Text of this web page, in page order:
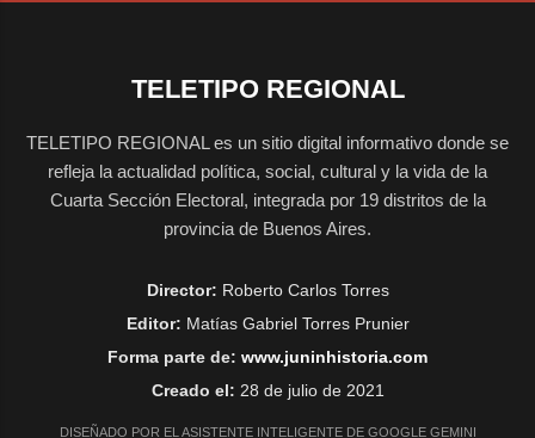
TELETIPO REGIONAL
TELETIPO REGIONAL es un sitio digital informativo donde se
refleja la actualidad política, social, cultural y la vida de la
Cuarta Sección Electoral, integrada por 19 distritos de la
provincia de Buenos Aires.
Director: Roberto Carlos Torres
Editor: Matías Gabriel Torres Prunier
Forma parte de: www.juninhistoria.com
Creado el: 28 de julio de 2021
DISEÑADO POR EL ASISTENTE INTELIGENTE DE GOOGLE GEMINI